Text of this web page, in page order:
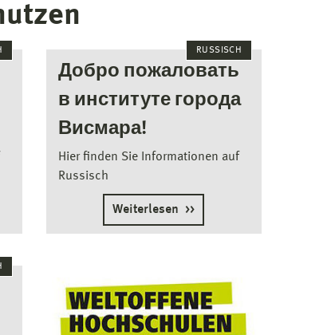
RUSSISCH
Добро пожаловать
в институте города
Висмара!
Hier finden Sie Informationen auf
Russisch
Weiterlesen